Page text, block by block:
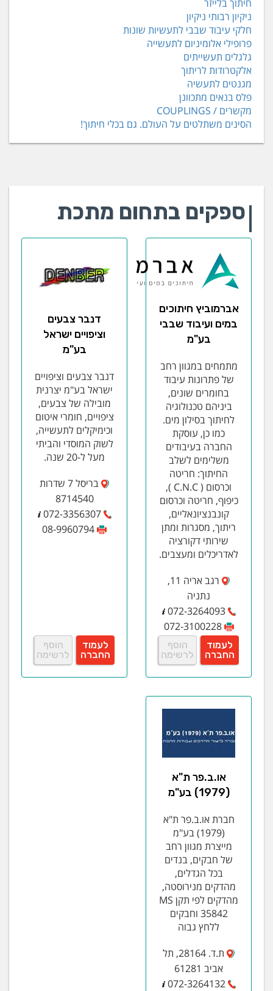
חיתוך בלייזר
ניקיון רבותי ניקיון
חלקי עיבוד שבבי לתעשיות שונות
פרופילי אלומיניום לתעשייה
גלגלים תעשייתים
אלקטרודות לריתוך
מגנטים לתעשיה
פלס בנאים מתכוונן
מקשרים / COUPLINGS
הסינים משתלטים על העולם. גם בכלי חיתוך!
ספקים בתחום מתכת
אברמוביץ חיתוכים
במים ועיבוד שבבי
בע"מ
מתמחים במגוון רחב
של פתרונות עיבוד
בחומרים שונים,
ביניהם טכנולוגיה
לחיתוך בסילון מים.
כמו כן, עוסקת
החברה בעיבודים
משלימים לשלב
החיתוך: חריטה
וכרסום ( C.N.C ),
כיפוף, חריטה וכרסום
קונבנציונאליים,
ריתוך, מסגרות ומתן
שירותי דקורציה
לאדריכלים ומעצבים.
רגב אריה 11,
נתניה
072-3264093
072-3100228
לעמוד
החברה
הוסף
לרשימה
דנבר צבעים
וציפויים ישראל
בע"מ
דנבר צבעים וציפויים
ישראל בע"מ יצרנית
מובילה של צבעים,
ציפויים, חומרי איטום
וכימיקלים לתעשייה,
לשוק המוסדי והביתי
מעל ל-20 שנה.
בריסל 7 שדרות
8714540
072-3356307
08-9960794
לעמוד
החברה
הוסף
לרשימה
או.ב.פר ת"א
(1979) בע"מ
חברת או.ב.פר ת"א
(1979) בע"מ
מייצרת מגוון רחב
של חבקים, בנדים
בכל הגדלים,
מהדקים מנירוסטה,
מהדקים לפי תקן MS
35842 וחבקים
ללחץ גבוה
ת.ד. 28164, תל
אביב 61281
072-3264132